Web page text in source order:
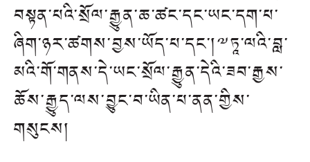
བསྟན་པའི་སྲོལ་རྒྱུན་ཆ་ཚང་དང་ཡང་དག་པ་
ཞིག་ཉར་ཚགས་བྱས་ཡོད་པ་དང་།༸ཏཱ་ལའི་བླ་
མའི་གོ་གནས་དེ་ཡང་སྲོལ་རྒྱུན་དེའི་ཟབ་རྒྱས་
ཆོས་རྒྱུད་ལས་བྱུང་བ་ཡིན་པ་ནན་གྱིས་
གསུངས།